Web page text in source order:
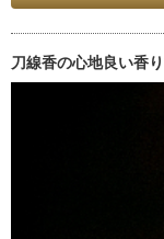
刀線香の心地良い香